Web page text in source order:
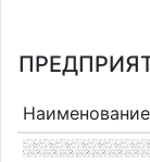
Наименование